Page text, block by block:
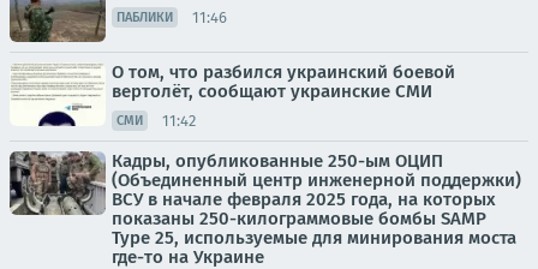
ПАБЛИКИ 11:46
О том, что разбился украинский боевой
вертолёт, сообщают украинские СМИ
СМИ 11:42
Кадры, опубликованные 250-ым ОЦИП
(Объединенный центр инженерной поддержки)
ВСУ в начале февраля 2025 года, на которых
показаны 250-килограммовые бомбы SAMP
Type 25, используемые для минирования моста
где-то на Украине